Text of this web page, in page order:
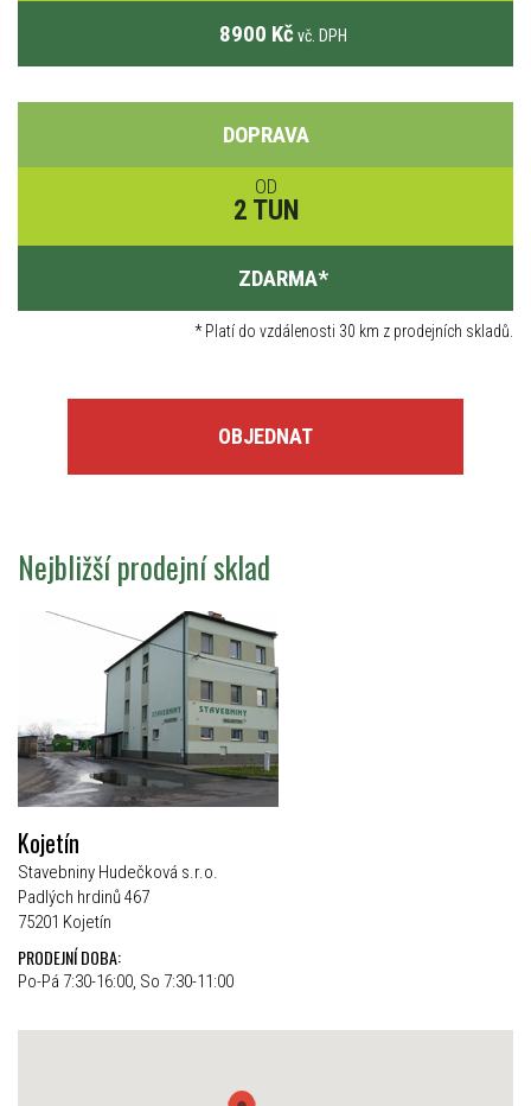
8900 Kč vč. DPH
DOPRAVA
OD
2 TUN
ZDARMA*
*Platí do vzdálenosti 30 km z prodejních skladů.
OBJEDNAT
Nejbližší prodejní sklad
Kojetín
Stavebniny Hudečková s.r.o.
Padlých hrdinů 467
75201 Kojetín
PRODEJNÍ DOBA:
Po-Pá 7:30-16:00, So 7:30-11:00